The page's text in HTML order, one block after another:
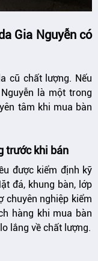
Gia Nguyễn có
cũ chất lượng. Nếu
là một trong
tâm khi mua bàn
trước khi bán
được kiểm định kỹ
đá, khung bàn, lớp
chuyên nghiệp kiểm
hàng khi mua bàn
lắng về chất lượng.